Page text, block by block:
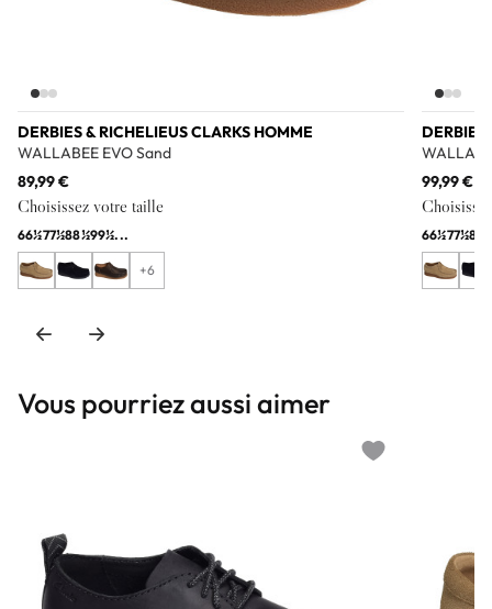
DERBIES & RICHELIEUS CLARKS HOMME
WALLABEE EVO Sand
89,99 €
Choisissez votre taille
66½77½88½99½...
+6
DERBIES
99,99 €
66½77½8
Vous pourriez aussi aimer